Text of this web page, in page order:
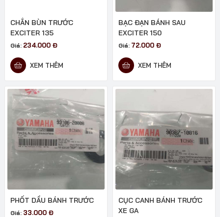
CHẮN BÙN TRƯỚC
EXCITER 135
Giá: 234.000 Đ
XEM THÊM
BẠC ĐẠN BÁNH SAU
EXCITER 150
Giá: 72.000 Đ
XEM THÊM
PHỐT DẦU BÁNH TRƯỚC
Giá: 33.000 Đ
CỤC CANH BÁNH TRƯỚC
XE GA